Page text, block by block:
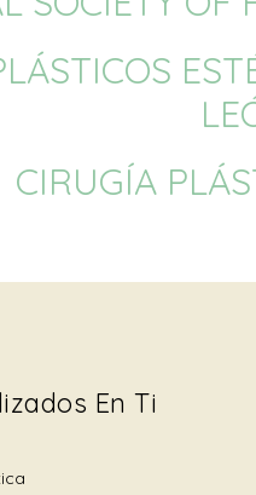
CIRUGÍA
En Ti